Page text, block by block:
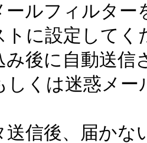
ールフィルタ
トに設定してく
後に自動送信
しくは迷惑メ
信後、届かな